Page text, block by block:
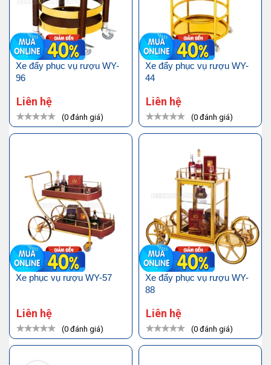
Xe đẩy phục vụ rượu WY-
96
Liên hệ
(0 đánh giá)
Xe đẩy phục vụ rượu WY-
44
Liên hệ
(0 đánh giá)
Xe phục vụ rượu WY-57
Liên hệ
(0 đánh giá)
Xe đẩy phục vụ rượu WY-
88
Liên hệ
(0 đánh giá)